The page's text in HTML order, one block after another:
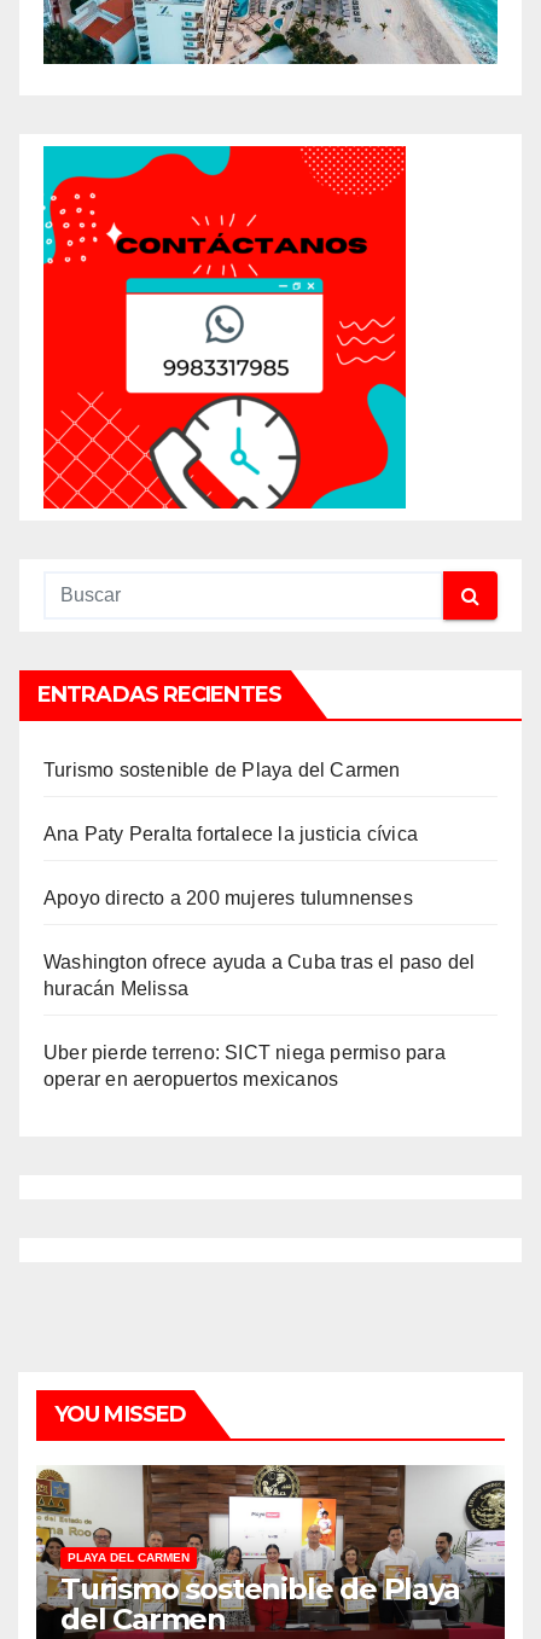
ENTRADAS RECIENTES
Turismo sostenible de Playa del Carmen
Ana Paty Peralta fortalece la justicia cívica
Apoyo directo a 200 mujeres tulumnenses
Washington ofrece ayuda a Cuba tras el paso del
huracán Melissa
Uber pierde terreno: SICT niega permiso para
operar en aeropuertos mexicanos
YOU MISSED
PLAYA DEL CARMEN
Turismo sostenible de Playa
del Carmen